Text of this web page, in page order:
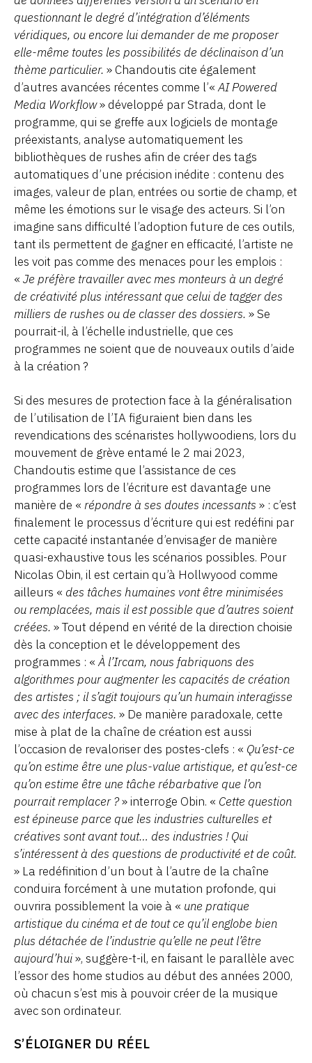
questionnant le degré d’intégration d’éléments
véridiques, ou encore lui demander de me proposer
elle-même toutes les possibilités de déclinaison d’un
thème particulier. » Chandoutis cite également
d’autres avancées récentes comme l’«AI Powered
Media Workflow» développé par Strada, dont le
programme, qui se greffe aux logiciels de montage
préexistants, analyse automatiquement les
bibliothèques de rushes afin de créer des tags
automatiques d’une précision inédite : contenu des
images, valeur de plan, entrées ou sortie de champ, et
même les émotions sur le visage des acteurs. Si l’on
imagine sans difficulté l’adoption future de ces outils,
tant ils permettent de gagner en efficacité, l’artiste ne
les voit pas comme des menaces pour les emplois :
« Je préfère travailler avec mes monteurs à un degré
de créativité plus intéressant que celui de tagger des
milliers de rushes ou de classer des dossiers. » Se
pourrait-il, à l’échelle industrielle, que ces
programmes ne soient que de nouveaux outils d’aide
à la création ?
Si des mesures de protection face à la généralisation
de l’utilisation de l’IA figuraient bien dans les
revendications des scénaristes hollywoodiens, lors du
mouvement de grève entamé le 2 mai 2023,
Chandoutis estime que l’assistance de ces
programmes lors de l’écriture est davantage une
manière de « répondre à ses doutes incessants » : c’est
finalement le processus d’écriture qui est redéfini par
cette capacité instantanée d’envisager de manière
quasi-exhaustive tous les scénarios possibles. Pour
Nicolas Obin, il est certain qu’à Hollwyood comme
ailleurs « des tâches humaines vont être minimisées
ou remplacées, mais il est possible que d’autres soient
créées. » Tout dépend en vérité de la direction choisie
dès la conception et le développement des
programmes : «À l’Ircam, nous fabriquons des
algorithmes pour augmenter les capacités de création
des artistes ; il s’agit toujours qu’un humain interagisse
avec des interfaces. » De manière paradoxale, cette
mise à plat de la chaîne de création est aussi
l’occasion de revaloriser des postes-clefs : « Qu’est-ce
qu’on estime être une plus-value artistique, et qu’est-ce
qu’on estime être une tâche rébarbative que l’on
pourrait remplacer ?» interroge Obin. « Cette question
est épineuse parce que les industries culturelles et
créatives sont avant tout… des industries ! Qui
s’intéressent à des questions de productivité et de coût.
» La redéfinition d’un bout à l’autre de la chaîne
conduira forcément à une mutation profonde, qui
ouvrira possiblement la voie à « une pratique
artistique du cinéma et de tout ce qu’il englobe bien
plus détachée de l’industrie qu’elle ne peut l’être
aujourd’hui», suggère-t-il, en faisant le parallèle avec
l’essor des home studios au début des années 2000,
où chacun s’est mis à pouvoir créer de la musique
avec son ordinateur.
S’ÉLOIGNER DU RÉEL